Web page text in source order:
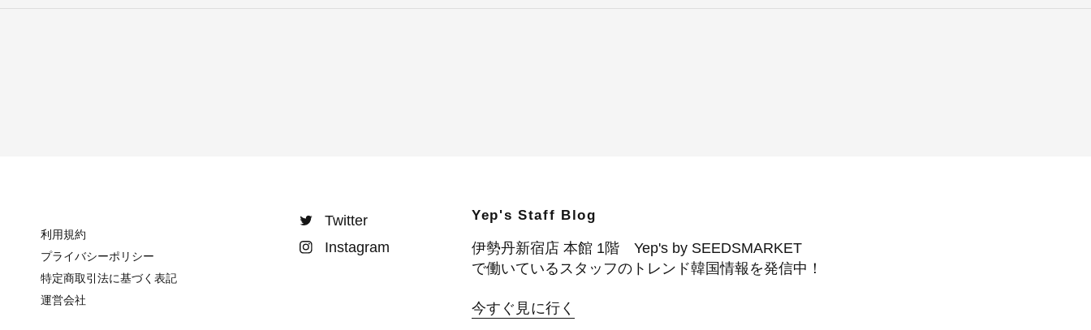
利用規約
プライバシーポリシー
特定商取引法に基づく表記
運営会社
Twitter
Instagram
Yep's Staff Blog
伊勢丹新宿店 本館 1階 Yep's by SEEDSMARKET
で働いているスタッフのトレンド韓国情報を発信中！
今すぐ見に行く